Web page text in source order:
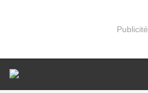
Publicité